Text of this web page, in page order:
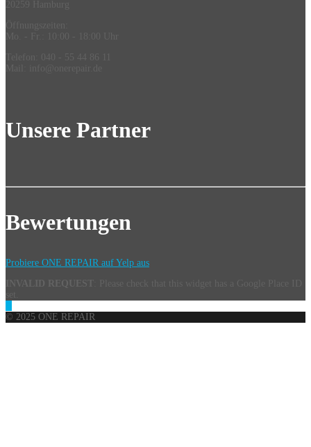
Unsere Partner
Bewertungen
Probiere ONE REPAIR auf Yelp aus
INVALID REQUEST
© 2025 ONE REPAIR